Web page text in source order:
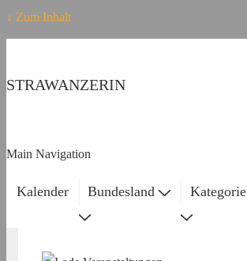
↓ Zum Inhalt
STRAWANZERIN
Main Navigation
Kalender Bundesland Kategorie